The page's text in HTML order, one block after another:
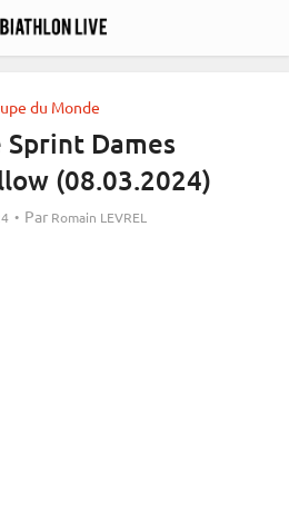
du Monde
Sprint Dames
(08.03.2024)
Par Romain LEVREL